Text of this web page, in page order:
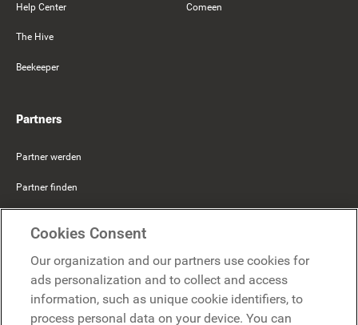
Help Center
The Hive
Beekeeper
Comeen
Partners
Partner werden
Partner finden
Microsoft
Cookies Consent
Our organization and our partners use cookies for
ads personalization and to collect and access
information, such as unique cookie identifiers, to
process personal data on your device. You can